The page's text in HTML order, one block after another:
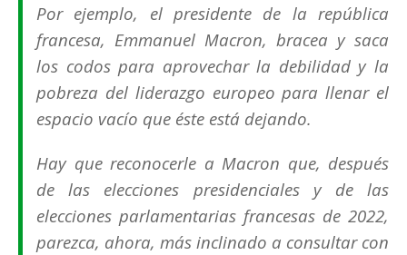
Por ejemplo, el presidente de la república
francesa, Emmanuel Macron, bracea y saca
los codos para aprovechar la debilidad y la
pobreza del liderazgo europeo para llenar el
espacio vacío que éste está dejando.
Hay que reconocerle a Macron que, después
de las elecciones presidenciales y de las
elecciones parlamentarias francesas de 2022,
parezca, ahora, más inclinado a consultar con